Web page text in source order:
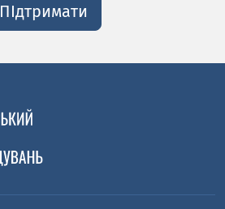
ПІдтримати